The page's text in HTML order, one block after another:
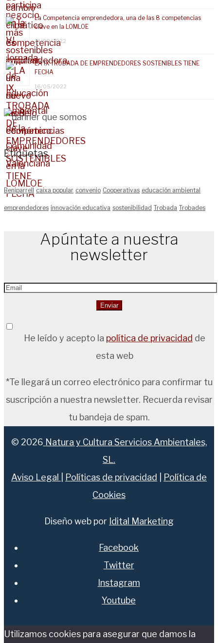
La Competencia emprendedora, una de las 8 competencias
clave en la LOMLOE
21/09/2022
LA IX TROBADA DE EMPRENDEDORES SOSTENIBLES TIENE
FECHA
16/05/2022
Etiquetas
Beniparrell caixa popular convenio Cooperativas educación ambiental
emprendedores innovación educativa sostenibilidad Trobada Trobades
Apúntate a nuestra
newsletter
He leído y acepto la política de privacidad de
esta web
*Te llegará un correo electrónico para confirmar tu
suscripción a nuestra newsletter. Recuerda revisar
tu bandeja de spam.
© 2026 Natura y Cultura Servicios Ambientales,
SL.
Aviso Legal
Políticas de privacidad
Política de
Cookies
Diseño web por Idital Marketing
Facebook
Twitter
Instagram
Youtube
Utilizamos cookies para asegurar que damos la